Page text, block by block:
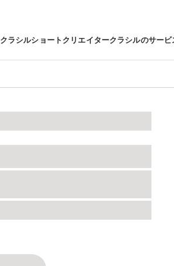
クラシルショートクリエイタークラシルのサービ